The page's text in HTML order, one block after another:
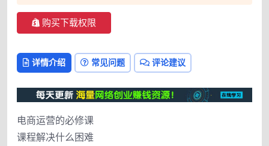
购买下载权限
详情介绍 常见问题 评论建议
电商运营的必修课
课程解决什么困难